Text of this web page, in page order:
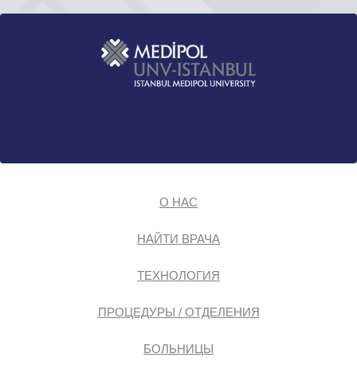
О НАС
НАЙТИ ВРАЧА
ТЕХНОЛОГИЯ
ПРОЦЕДУРЫ / ОТДЕЛЕНИЯ
БОЛЬНИЦЫ